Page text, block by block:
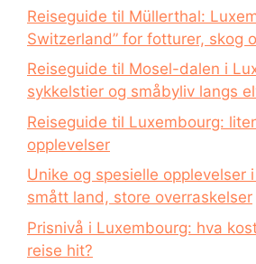
Reiseguide til Müllerthal:
Switzerland” for fotturer, skog
Reiseguide til Mosel-dalen i
sykkelstier og småbyliv langs
Reiseguide til Luxembourg:
opplevelser
Unike og spesielle opplevelser
smått land, store overraskelser
Prisnivå i Luxembourg: hva
reise hit?